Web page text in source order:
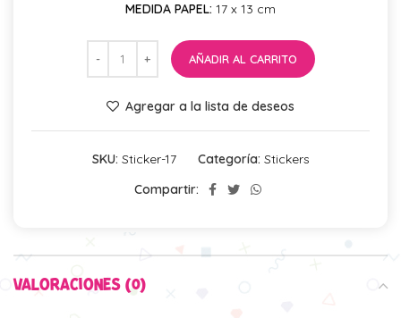
MEDIDA PAPEL: 17 x 13 cm
AÑADIR AL CARRITO
Agregar a la lista de deseos
SKU: Sticker-17 Categoría: Stickers
Compartir:
VALORACIONES (0)